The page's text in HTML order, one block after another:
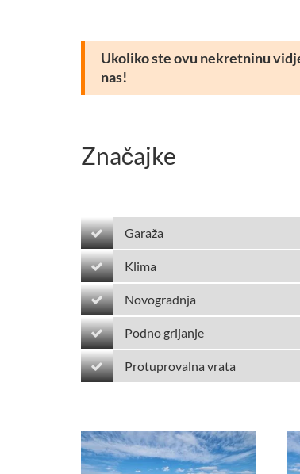
Ukoliko ste ovu nekretninu
nas!
Značajke
Garaža
Klima
Novogradnja
Podno grijanje
Protuprovalna vrata